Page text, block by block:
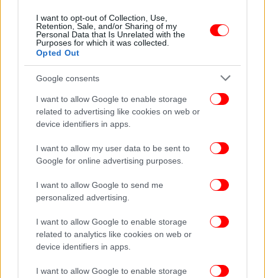
I want to opt-out of Collection, Use,
Retention, Sale, and/or Sharing of my
Personal Data that Is Unrelated with the
Purposes for which it was collected.
Opted Out
Google consents
I want to allow Google to enable storage
related to advertising like cookies on web or
device identifiers in apps.
I want to allow my user data to be sent to
Google for online advertising purposes.
I want to allow Google to send me
personalized advertising.
I want to allow Google to enable storage
related to analytics like cookies on web or
device identifiers in apps.
I want to allow Google to enable storage